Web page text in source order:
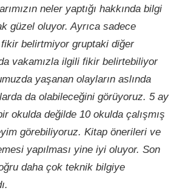
neler yaptığı hakkında bilgi
güzel oluyor. Ayrıca sadece
belirtmiyor gruptaki diğer
vakamızla ilgili fikir belirtebiliyor
yaşanan olayların aslında
da olabileceğini görüyoruz. 5 ay
okulda değilde 10 okulda çalışmış
görebiliyoruz. Kitap önerileri ve
yapılması yine iyi oluyor. Son
daha çok teknik bilgiye